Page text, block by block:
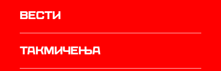
Вести
Такмичења